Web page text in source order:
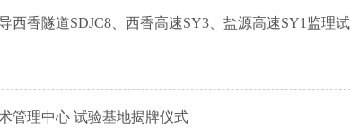
西香隧道SDJC8、西香高速SY3、盐源高速SY1监理
管理中心 试验基地揭牌仪式